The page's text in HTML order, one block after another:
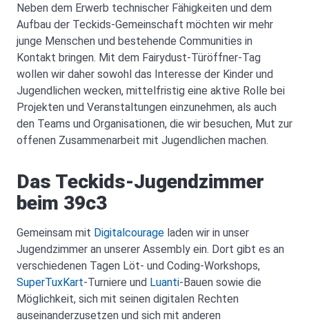
Neben dem Erwerb technischer Fähigkeiten und dem
Aufbau der Teckids-Gemeinschaft möchten wir mehr
junge Menschen und bestehende Communities in
Kontakt bringen. Mit dem Fairydust-Türöffner-Tag
wollen wir daher sowohl das Interesse der Kinder und
Jugendlichen wecken, mittelfristig eine aktive Rolle bei
Projekten und Veranstaltungen einzunehmen, als auch
den Teams und Organisationen, die wir besuchen, Mut zur
offenen Zusammenarbeit mit Jugendlichen machen.
Das Teckids-Jugendzimmer
beim 39c3
Gemeinsam mit Digitalcourage laden wir in unser
Jugendzimmer an unserer Assembly ein. Dort gibt es an
verschiedenen Tagen Löt- und Coding-Workshops,
SuperTuxKart-Turniere und Luanti-Bauen sowie die
Möglichkeit, sich mit seinen digitalen Rechten
auseinanderzusetzen und sich mit anderen